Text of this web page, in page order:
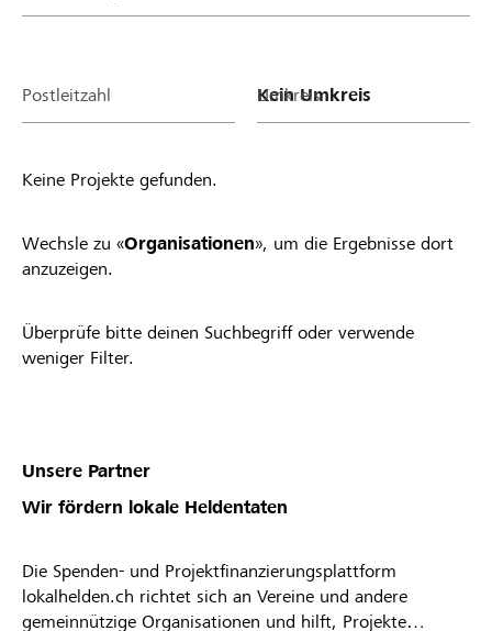
Postleitzahl Umkreis
Keine Projekte gefunden.
Wechsle zu «Organisationen», um die Ergebnisse dort
anzuzeigen.
Überprüfe bitte deinen Suchbegriff oder verwende
weniger Filter.
Unsere Partner
Wir fördern lokale Heldentaten
Die Spenden- und Projektfinanzierungsplattform
lokalhelden.ch richtet sich an Vereine und andere
gemeinnützige Organisationen und hilft, Projekte